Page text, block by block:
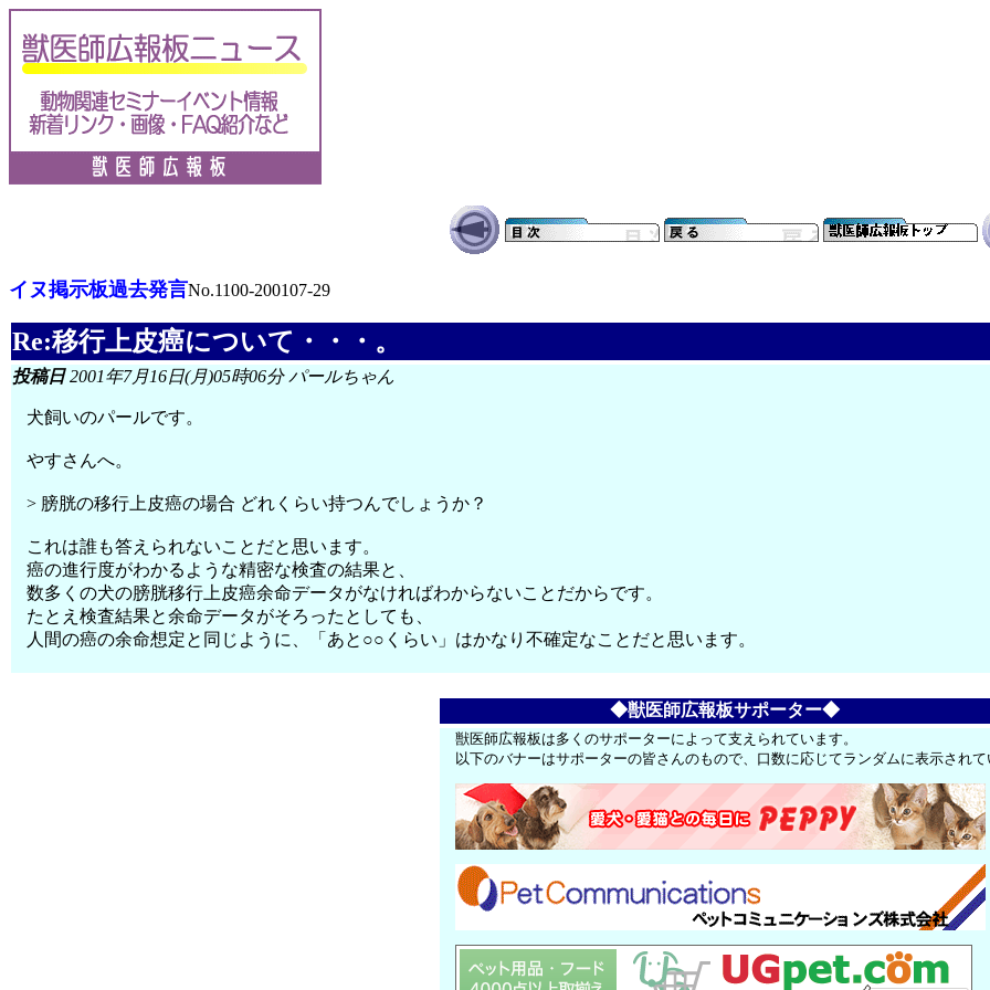
イヌ掲示板過去発言No.1100-200107-29
Re:移行上皮癌について・・・。
投稿日2001年7月16日(月)05時06分 パールちゃん
犬飼いのパールです。
やすさんへ。
> 膀胱の移行上皮癌の場合 どれくらい持つんでしょうか？
これは誰も答えられないことだと思います。
癌の進行度がわかるような精密な検査の結果と、
数多くの犬の膀胱移行上皮癌余命データがなければわからないことだからです。
たとえ検査結果と余命データがそろったとしても、
人間の癌の余命想定と同じように、「あと○○くらい」はかなり不確定なことだと思います。
◆獣医師広報板サポーター◆
獣医師広報板は多くのサポーターによって支えられています。
以下のバナーはサポーターの皆さんのもので、口数に応じてランダムに表示され